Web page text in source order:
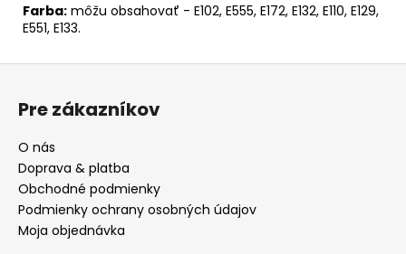
Farba: môžu obsahovať - E102, E555, E172, E132, E110, E129,
E551, E133.
Z
Pre zákazníkov
O nás
Doprava & platba
Obchodné podmienky
Podmienky ochrany osobných údajov
Moja objednávka